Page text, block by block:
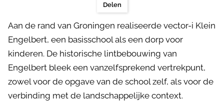
Delen
Aan de rand van Groningen realiseerde vector-i Klein
Engelbert, een basisschool als een dorp voor
kinderen. De historische lintbebouwing van
Engelbert bleek een vanzelfsprekend vertrekpunt,
zowel voor de opgave van de school zelf, als voor de
verbinding met de landschappelijke context.